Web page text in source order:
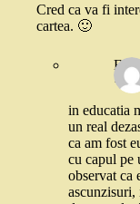
Cred ca va fi
cartea. 🙂
10
in educatia
un real
ca am fost
cu capul pe
observat ca